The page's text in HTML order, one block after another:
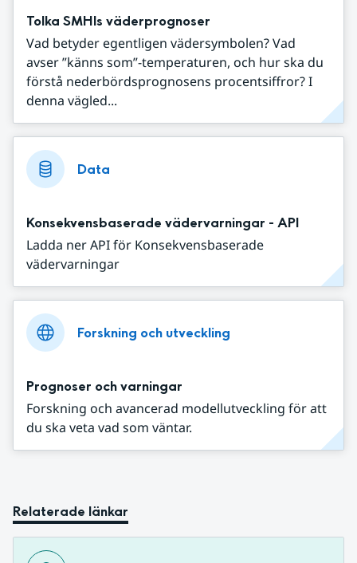
Tolka SMHIs väderprognoser
Vad betyder egentligen vädersymbolen? Vad
avser ”känns som”-temperaturen, och hur ska du
förstå nederbördsprognosens procentsiffror? I
denna vägled...
Data
Konsekvensbaserade vädervarningar - API
Ladda ner API för Konsekvensbaserade
vädervarningar
Forskning och utveckling
Prognoser och varningar
Forskning och avancerad modellutveckling för att
du ska veta vad som väntar.
Relaterade länkar